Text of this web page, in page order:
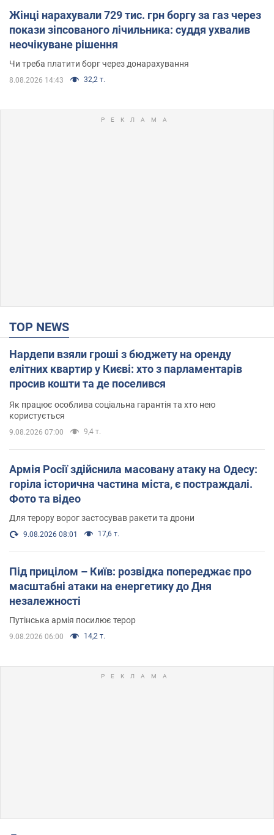
Жінці нарахували 729 тис. грн боргу за газ через
покази зіпсованого лічильника: суддя ухвалив
неочікуване рішення
Чи треба платити борг через донарахування
8.08.2026 14:43 32,2 т.
TOP NEWS
Нардепи взяли гроші з бюджету на оренду
елітних квартир у Києві: хто з парламентарів
просив кошти та де поселився
Як працює особлива соціальна гарантія та хто нею
користується
9.08.2026 07:00 9,4 т.
Армія Росії здійснила масовану атаку на Одесу:
горіла історична частина міста, є постраждалі.
Фото та відео
Для терору ворог застосував ракети та дрони
9.08.2026 08:01 17,6 т.
Під прицілом – Київ: розвідка попереджає про
масштабні атаки на енергетику до Дня
незалежності
Путінська армія посилює терор
9.08.2026 06:00 14,2 т.